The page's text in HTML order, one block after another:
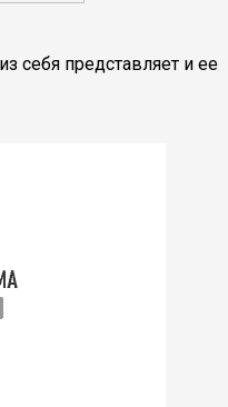
себя представляет и ее